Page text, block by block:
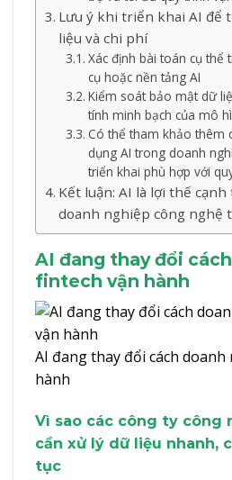
Lưu ý khi triển khai AI để
liệu và chi phí
Xác định bài toán cụ thể
cụ hoặc nền tảng AI
Kiểm soát bảo mật dữ
tính minh bạch của mô
Có thể tham khảo thêm
dụng AI trong doanh
triển khai phù hợp với
Kết luận: AI là lợi thế
doanh nghiệp công nghệ
AI đang thay đổi
fintech vận hành
AI đang thay đổi cách
hành
Vì sao các công ty công
cần xử lý dữ liệu nhanh,
tục